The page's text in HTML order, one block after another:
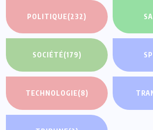
POLITIQUE(232)
SOCIÉTÉ(179)
TECHNOLOGIE(8)